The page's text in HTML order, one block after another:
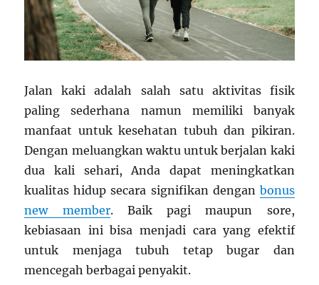
Jalan kaki adalah salah satu aktivitas fisik
paling sederhana namun memiliki banyak
manfaat untuk kesehatan tubuh dan pikiran.
Dengan meluangkan waktu untuk berjalan kaki
dua kali sehari, Anda dapat meningkatkan
kualitas hidup secara signifikan dengan bonus
new member. Baik pagi maupun sore,
kebiasaan ini bisa menjadi cara yang efektif
untuk menjaga tubuh tetap bugar dan
mencegah berbagai penyakit.